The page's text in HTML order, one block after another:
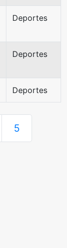
Deportes
Deportes
Deportes
5